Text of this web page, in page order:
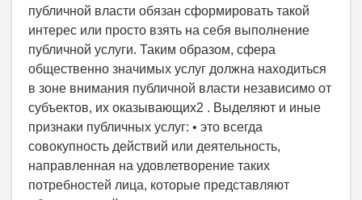
публичной власти обязан сформировать такой
интерес или просто взять на себя выполнение
публичной услуги. Таким образом, сфера
общественно значимых услуг должна находиться
в зоне внимания публичной власти независимо от
субъектов, их оказывающих2 . Выделяют и иные
признаки публичных услуг: • это всегда
совокупность действий или деятельность,
направленная на удовлетворение таких
потребностей лица, которые представляют